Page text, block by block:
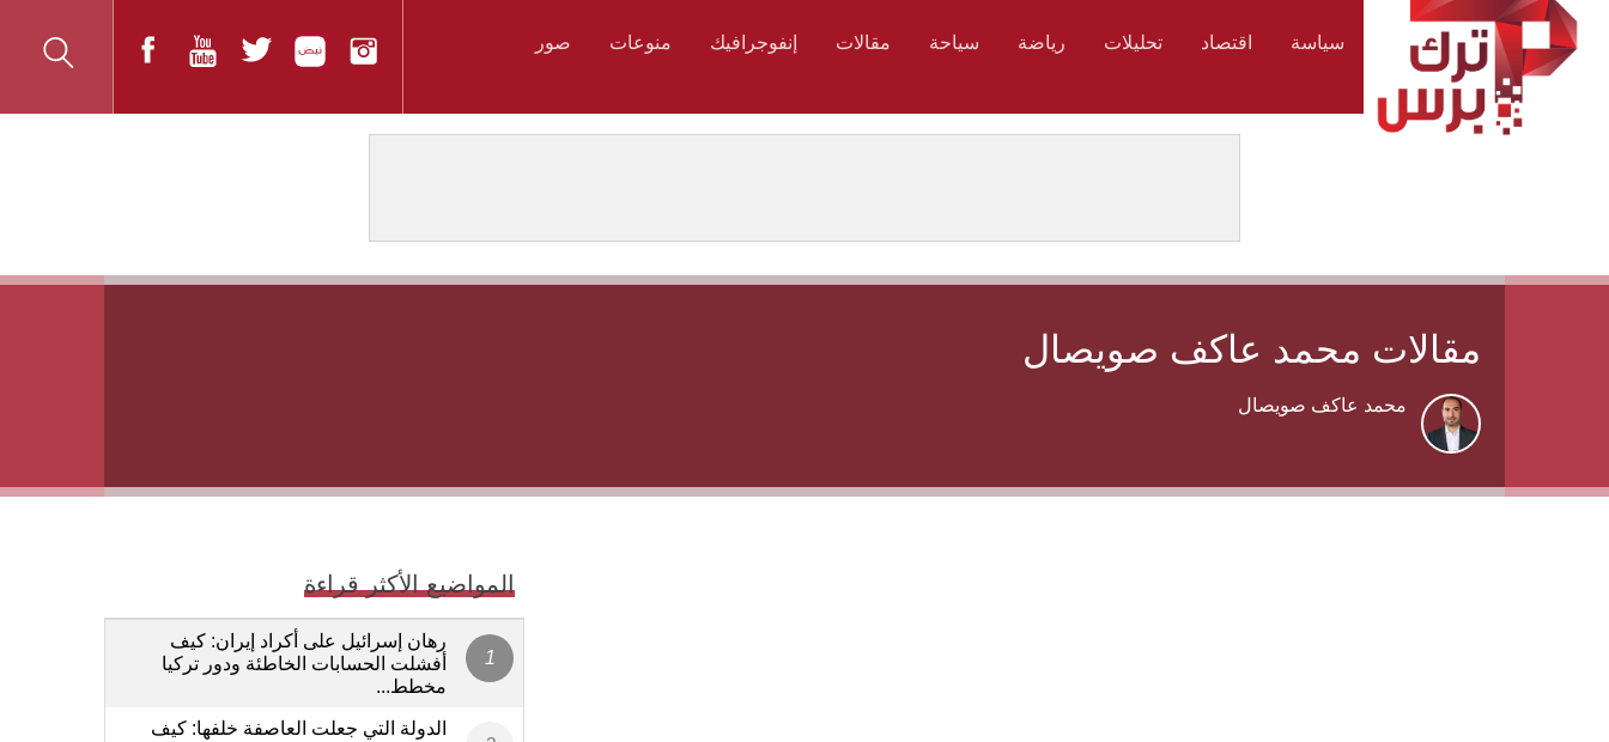
سياسة اقتصاد تحليلات رياضة سياحة مقالات إنفوجرافيك منوعات صور
مقالات محمد عاكف صويصال
محمد عاكف صويصال
المواضيع الأكثر قراءة
رهان إسرائيل على أكراد إيران: كيف
أفشلت الحسابات الخاطئة ودور تركيا
مخطط...
الدولة التي جعلت العاصفة خلفها: كيف